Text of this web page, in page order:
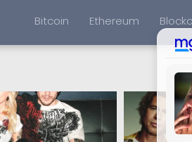
Bitcoin Ethereum